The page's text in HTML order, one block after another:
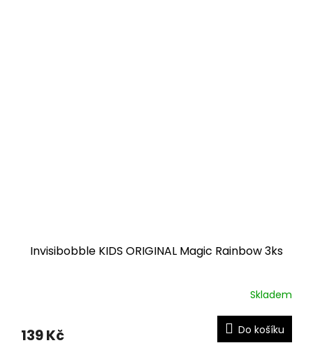
Invisibobble KIDS ORIGINAL Magic Rainbow 3ks
Skladem
139 Kč Do košíku